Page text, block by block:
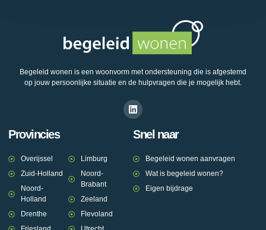
Begeleid wonen is een woonvorm met ondersteuning die is afgestemd
op jouw persoonlijke situatie en de hulpvragen die je mogelijk hebt.
Provincies
Overijssel
Zuid-Holland
Noord-
Holland
Drenthe
Limburg
Noord-
Brabant
Zeeland
Flevoland
Snel naar
Begeleid wonen aanvragen
Wat is begeleid wonen?
Eigen bijdrage